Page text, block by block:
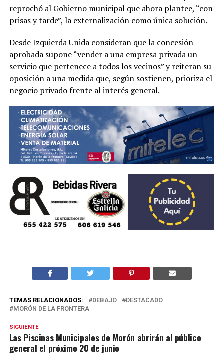
reprochó al Gobierno municipal que ahora plantee, “con
prisas y tarde”, la externalización como única solución.
Desde Izquierda Unida consideran que la concesión
aprobada supone “vender a una empresa privada un
servicio que pertenece a todos los vecinos” y reiteran su
oposición a una medida que, según sostienen, prioriza el
negocio privado frente al interés general.
TEMAS RELACIONADOS: DEBAJO
DESTACADO
MORÓN DE LA FRONTERA
SIGUIENTE
Las Piscinas Municipales de Morón abrirán al público
general el próximo 20 de junio